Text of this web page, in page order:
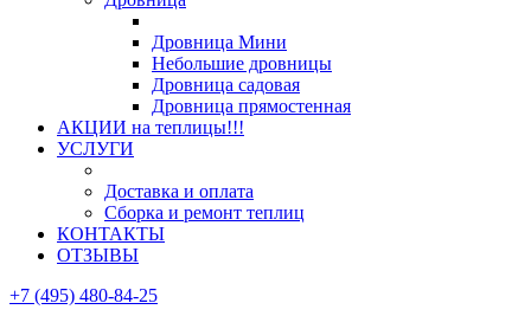
Дровница Мини
Небольшие дровницы
Дровница садовая
Дровница прямостенная
АКЦИИ на теплицы!!!
УСЛУГИ
Доставка и оплата
Сборка и ремонт теплиц
КОНТАКТЫ
ОТЗЫВЫ
+7 (495) 480-84-25